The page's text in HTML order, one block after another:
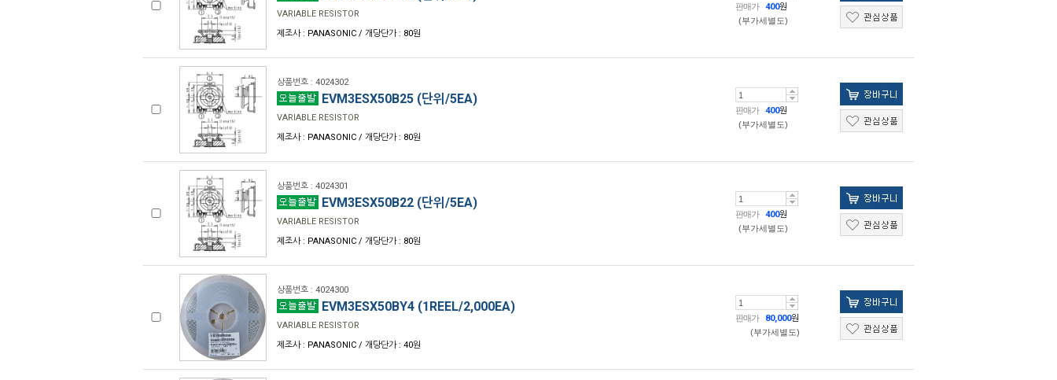
VARIABLE RESISTOR
제조사 : PANASONIC / 개당단가 : 80원
판매가 400원
(부가세별도)
상품번호 : 4024302
EVM3ESX50B25 (단위/5EA)
VARIABLE RESISTOR
제조사 : PANASONIC / 개당단가 : 80원
판매가 400원
(부가세별도)
상품번호 : 4024301
EVM3ESX50B22 (단위/5EA)
VARIABLE RESISTOR
제조사 : PANASONIC / 개당단가 : 80원
판매가 400원
(부가세별도)
상품번호 : 4024300
EVM3ESX50BY4 (1REEL/2,000EA)
VARIABLE RESISTOR
제조사 : PANASONIC / 개당단가 : 40원
판매가 80,000원
(부가세별도)